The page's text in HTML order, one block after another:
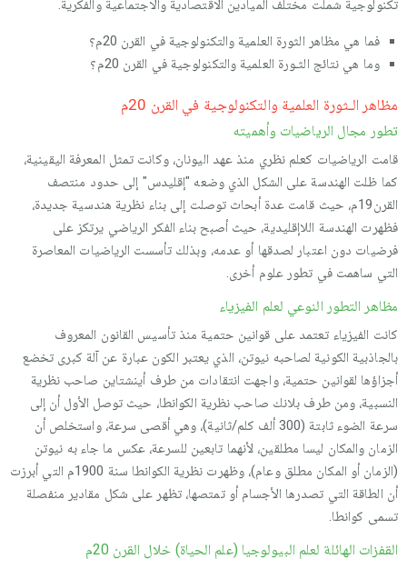
تكنولوجية شملت مختلف الميادين الاقتصادية والاجتماعية والفكرية.
فما هي مظاهر الثورة العلمية والتكنولوجية في القرن 20م؟
وما هي نتائج الثـورة العلمية والتكنولوجية في القرن 20م؟
مظاهر الـثورة العلمية والتكنولوجية في القرن 20م
تطور مجال الرياضيات وأهميته
قامت الرياضيات كعلم نظري منذ عهد اليونان، وكانت تمثل المعرفة اليقينية،
كما ظلت الهندسة على الشكل الذي وضعه "إقليدس" إلى حدود منتصف
القرن19م، حيث قامت عدة أبحاث توصلت إلى بناء نظرية هندسية جديدة،
فظهرت الهندسة اللاإقليدية، حيث أصبح بناء الفكر الرياضي يرتكز على
فرضيات دون اعتبار لصدقها أو عدمه، وبذلك تأسست الرياضيات المعاصرة
التي ساهمت في تطور علوم أخرى.
مظاهر التطور النوعي لعلم الفيزياء
كانت الفيزياء تعتمد على قوانين حتمية منذ تأسيس القانون المعروف
بالجاذبية الكونية لصاحبه نيوتن، الذي يعتبر الكون عبارة عن آلة كبرى تخضع
أجزاؤها لقوانين حتمية، واجهت انتقادات من طرف أينشتاين صاحب نظرية
النسبية، ومن طرف بلانك صاحب نظرية الكوانطا، حيث توصل الأول أن إلى
سرعة الضوء ثابتة (300 ألف كلم/ثانية)، وهي أقصى سرعة، واستخلص أن
الزمان والمكان ليسا مطلقين، لأنهما تابعين للسرعة، عكس ما جاء به نيوتن
(الزمان أو المكان مطلق وعام)، وظهرت نظرية الكوانطا سنة 1900م التي أبرزت
أن الطاقة التي تصدرها الأجسام أو تمتصها، تظهر على شكل مقادير منفصلة
تسمى كوانطا.
القفزات الهائلة لعلم البيولوجيا (علم الحياة) خلال القرن 20م